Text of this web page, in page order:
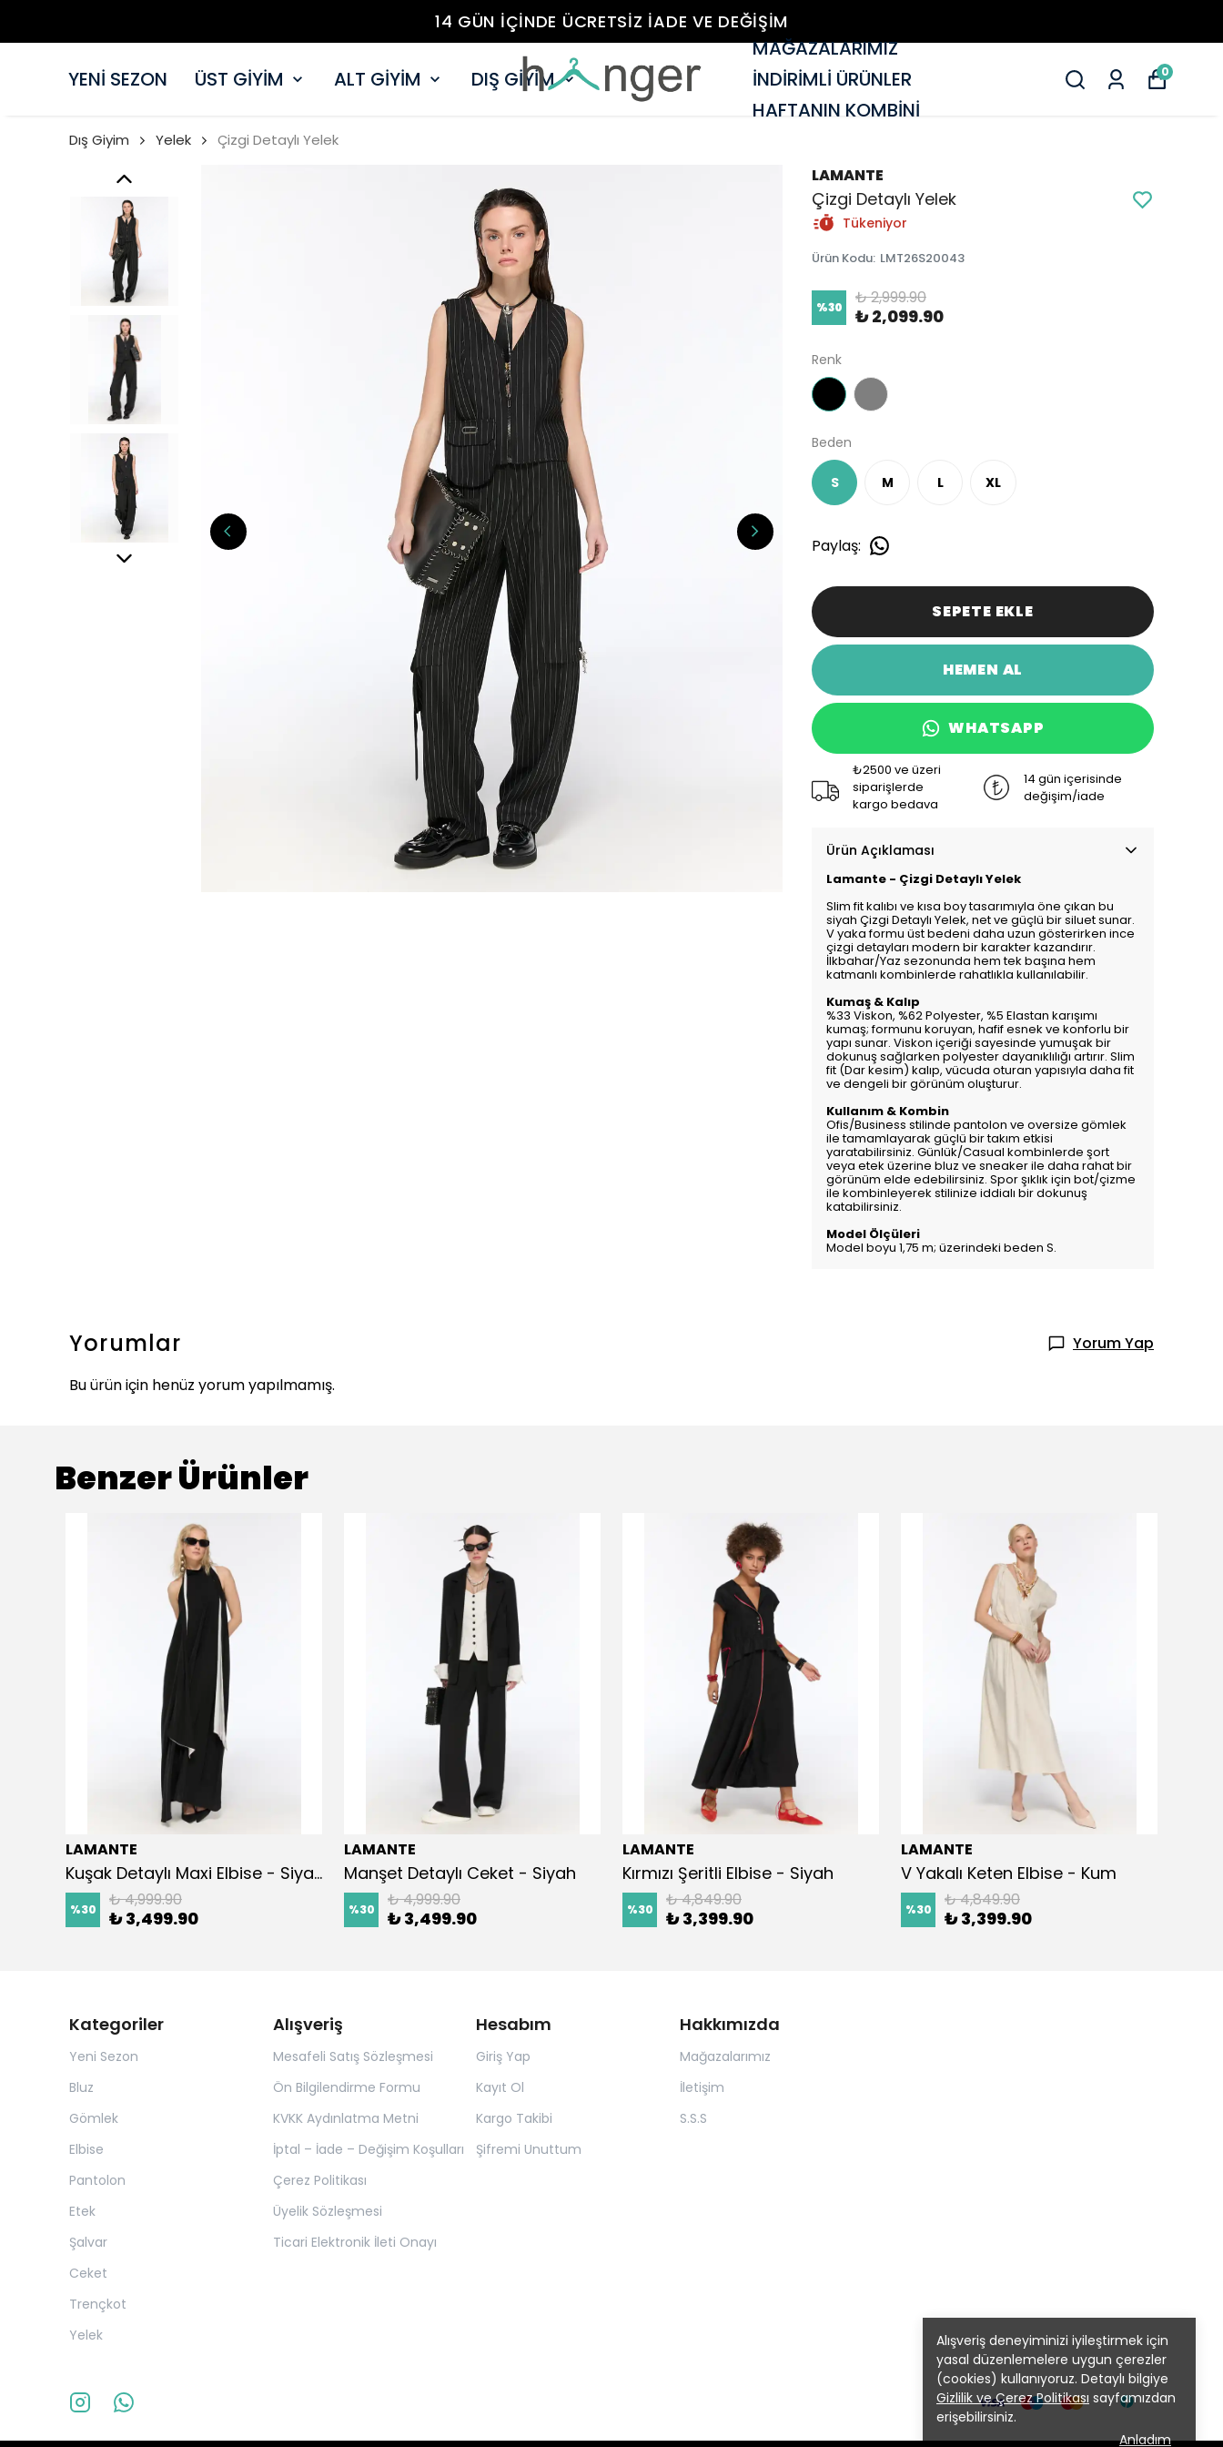
14 GÜN İÇİNDE ÜCRETSİZ İADE VE DEĞİŞİM
YENİ SEZON ÜST GİYİM ALT GİYİM DIŞ GİYİM
MAĞAZALARIMIZ
İNDİRİMLİ ÜRÜNLER
HAFTANIN KOMBİNİ
0
Alışveriş deneyiminizi iyileştirmek için
yasal düzenlemelere uygun çerezler
(cookies) kullanıyoruz. Detaylı bilgiye
Gizlilik ve Çerez Politikası sayfamızdan
erişebilirsiniz.
Anladım
Dış Giyim Yelek Çizgi Detaylı Yelek
LAMANTE
Çizgi Detaylı Yelek
Tükeniyor
Ürün Kodu: LMT26S20043
%30 ₺ 2,999.90
₺ 2,099.90
Renk
Beden
S M L XL
Paylaş:
SEPETE EKLE
HEMEN AL
WHATSAPP
₺2500 ve üzeri
siparişlerde
kargo bedava
14 gün içerisinde
değişim/iade
Ürün Açıklaması
Lamante - Çizgi Detaylı Yelek
Slim fit kalıbı ve kısa boy tasarımıyla öne çıkan bu
siyah Çizgi Detaylı Yelek, net ve güçlü bir siluet sunar.
V yaka formu üst bedeni daha uzun gösterirken ince
çizgi detayları modern bir karakter kazandırır.
İlkbahar/Yaz sezonunda hem tek başına hem
katmanlı kombinlerde rahatlıkla kullanılabilir.
Kumaş & Kalıp
%33 Viskon, %62 Polyester, %5 Elastan karışımı
kumaş; formunu koruyan, hafif esnek ve konforlu bir
yapı sunar. Viskon içeriği sayesinde yumuşak bir
dokunuş sağlarken polyester dayanıklılığı artırır. Slim
fit (Dar kesim) kalıp, vücuda oturan yapısıyla daha fit
ve dengeli bir görünüm oluşturur.
Kullanım & Kombin
Ofis/Business stilinde pantolon ve oversize gömlek
ile tamamlayarak güçlü bir takım etkisi
yaratabilirsiniz. Günlük/Casual kombinlerde şort
veya etek üzerine bluz ve sneaker ile daha rahat bir
görünüm elde edebilirsiniz. Spor şıklık için bot/çizme
ile kombinleyerek stilinize iddialı bir dokunuş
katabilirsiniz.
Model Ölçüleri
Model boyu 1,75 m; üzerindeki beden S.
Yorumlar
Yorum Yap
Bu ürün için henüz yorum yapılmamış.
Benzer Ürünler
LAMANTE
Kuşak Detaylı Maxi Elbise - Siyah
%30 ₺ 4,999.90
₺ 3,499.90
LAMANTE
Manşet Detaylı Ceket - Siyah
%30 ₺ 4,999.90
₺ 3,499.90
LAMANTE
Kırmızı Şeritli Elbise - Siyah
%30 ₺ 4,849.90
₺ 3,399.90
LAMANTE
V Yakalı Keten Elbise - Kum
%30 ₺ 4,849.90
₺ 3,399.90
Kategoriler
Yeni Sezon
Bluz
Gömlek
Elbise
Pantolon
Etek
Şalvar
Ceket
Trençkot
Yelek
Alışveriş
Mesafeli Satış Sözleşmesi
Ön Bilgilendirme Formu
KVKK Aydınlatma Metni
İptal – İade – Değişim Koşulları
Çerez Politikası
Üyelik Sözleşmesi
Ticari Elektronik İleti Onayı
Hesabım
Giriş Yap
Kayıt Ol
Kargo Takibi
Şifremi Unuttum
Hakkımızda
Mağazalarımız
İletişim
S.S.S